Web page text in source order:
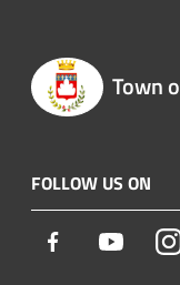
Town
FOLLOW US ON
Facebook